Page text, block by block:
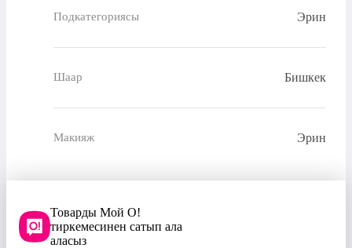
Подкатегориясы Эрин
Шаар Бишкек
Макияж Эрин
Товарды Мой О!
тиркемесинен сатып ала
аласыз